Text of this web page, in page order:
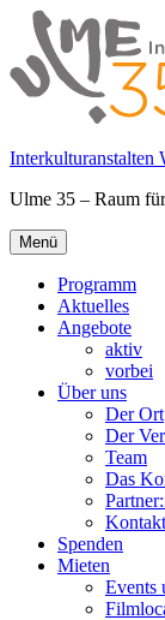
Springe
zum
Inhalt
Interkulturanstalten
Ulme 35 – Raum
Primäres
Menü
Menü
Programm
Aktuelles
Angebote
aktiv
vorbei
Über uns
Der Ort
Der
Team
Das
Kontakt
Spenden
Mieten
Events